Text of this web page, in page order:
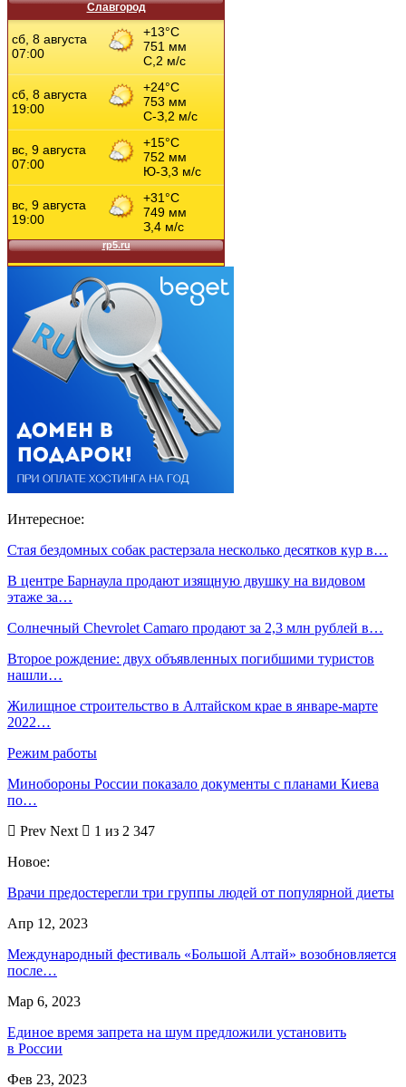
Славгород
Интересное:
Стая бездомных собак растерзала несколько десятков кур в…
В центре Барнаула продают изящную двушку на видовом
этаже за…
Солнечный Chevrolet Camaro продают за 2,3 млн рублей в…
Второе рождение: двух объявленных погибшими туристов
нашли…
Жилищное строительство в Алтайском крае в январе-марте
2022…
Режим работы
Минобороны России показало документы с планами Киева
по…
Prev Next
1 из 2 347
Новое:
Врачи предостерегли три группы людей от популярной диеты
Апр 12, 2023
Международный фестиваль «Большой Алтай» возобновляется
после…
Мар 6, 2023
Единое время запрета на шум предложили установить
в России
Фев 23, 2023